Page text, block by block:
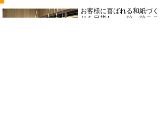
お客様に喜ばれる和紙づく
りを目指し、一枚一枚ここ